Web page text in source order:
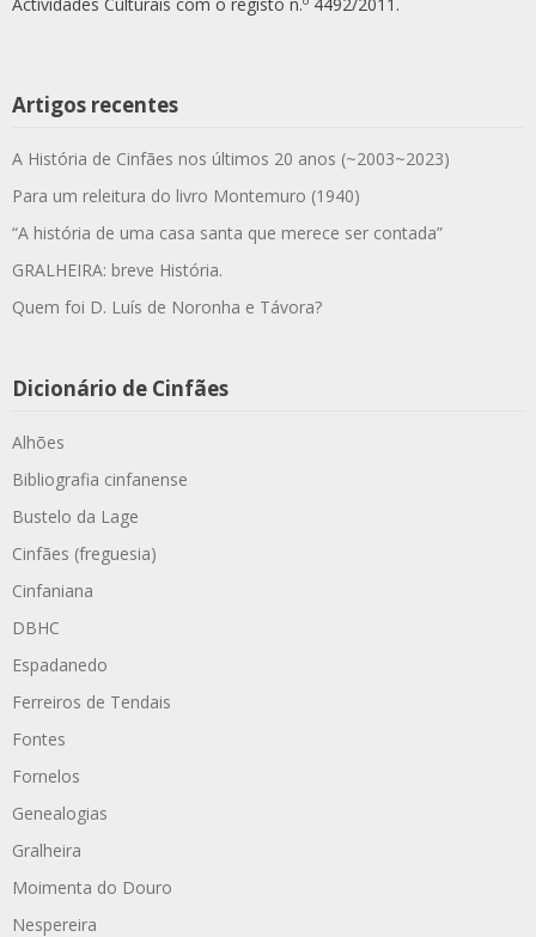
Artigos recentes
A História de Cinfães nos últimos 20 anos (~2003~2023)
Para um releitura do livro Montemuro (1940)
“A história de uma casa santa que merece ser contada”
GRALHEIRA: breve História.
Quem foi D. Luís de Noronha e Távora?
Dicionário de Cinfães
Alhões
Bibliografia cinfanense
Bustelo da Lage
Cinfães (freguesia)
Cinfaniana
DBHC
Espadanedo
Ferreiros de Tendais
Fontes
Fornelos
Genealogias
Gralheira
Moimenta do Douro
Nespereira